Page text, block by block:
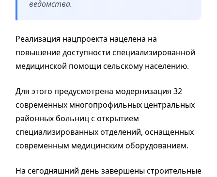
ведомства.
Реализация нацпроекта нацелена на
повышение доступности специализированной
медицинской помощи сельскому населению.
Для этого предусмотрена модернизация 32
современных многопрофильных центральных
районных больниц с открытием
специализированных отделений, оснащенных
современным медицинским оборудованием.
На сегодняшний день завершены строительные